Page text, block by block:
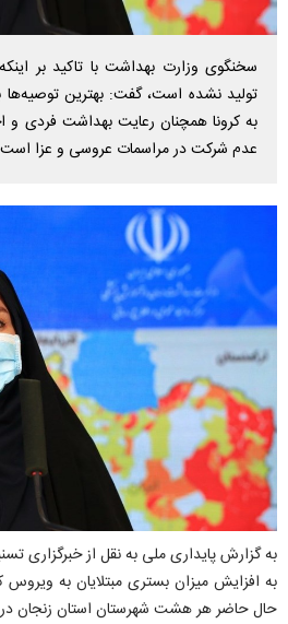
سخنگوی وزارت بهداشت با تاکید بر
تولید نشده است، گفت: بهترین توصیه‌ها
به کرونا همچنان رعایت بهداشت فردی و
عدم شرکت در مراسمات عروسی و عزا
به گزارش پایداری ملی به نقل از خبرگزاری
به افزایش میزان بستری مبتلایان به
حال حاضر هر هشت شهرستان استان زنجان در